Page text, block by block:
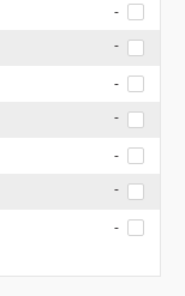
-
-
-
-
-
-
-